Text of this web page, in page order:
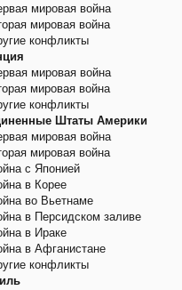
мировая война
мировая война
конфликты
мировая война
мировая война
конфликты
Штаты Америки
мировая война
мировая война
с Японией
в Корее
во Вьетнаме
в Персидском заливе
в Ираке
в Афганистане
конфликты